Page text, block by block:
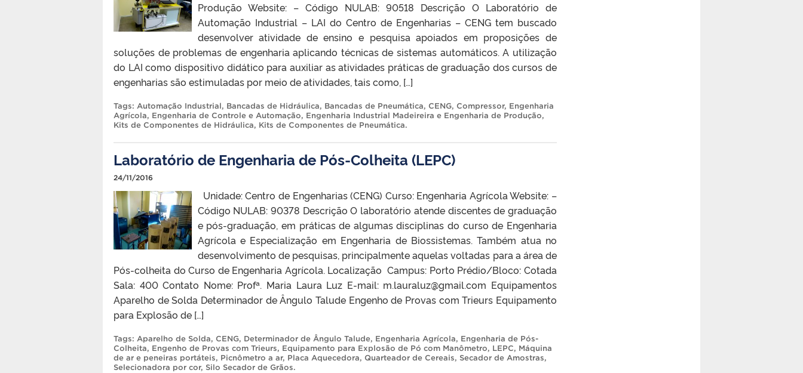
Produção Website: – Código NULAB: 90518 Descrição O Laboratório de
Automação Industrial – LAI do Centro de Engenharias – CENG tem buscado
desenvolver atividade de ensino e pesquisa apoiados em proposições de
soluções de problemas de engenharia aplicando técnicas de sistemas automáticos. A utilização
do LAI como dispositivo didático para auxiliar as atividades práticas de graduação dos cursos de
engenharias são estimuladas por meio de atividades, tais como, […]
Tags: Automação Industrial, Bancadas de Hidráulica, Bancadas de Pneumática, CENG, Compressor, Engenharia
Agrícola, Engenharia de Controle e Automação, Engenharia Industrial Madeireira e Engenharia de Produção,
Kits de Componentes de Hidráulica, Kits de Componentes de Pneumática.
Laboratório de Engenharia de Pós-Colheita (LEPC)
24/11/2016
Unidade: Centro de Engenharias (CENG) Curso: Engenharia Agrícola Website: –
Código NULAB: 90378 Descrição O laboratório atende discentes de graduação
e pós-graduação, em práticas de algumas disciplinas do curso de Engenharia
Agrícola e Especialização em Engenharia de Biossistemas. Também atua no
desenvolvimento de pesquisas, principalmente aquelas voltadas para a área de
Pós-colheita do Curso de Engenharia Agrícola. Localização Campus: Porto Prédio/Bloco: Cotada
Sala: 400 Contato Nome: Profª. Maria Laura Luz E-mail: m.lauraluz@gmail.com Equipamentos
Aparelho de Solda Determinador de Ângulo Talude Engenho de Provas com Trieurs Equipamento
para Explosão de […]
Tags: Aparelho de Solda, CENG, Determinador de Ângulo Talude, Engenharia Agrícola, Engenharia de Pós-
Colheita, Engenho de Provas com Trieurs, Equipamento para Explosão de Pó com Manômetro, LEPC, Máquina
de ar e peneiras portáteis, Picnômetro a ar, Placa Aquecedora, Quarteador de Cereais, Secador de Amostras,
Selecionadora por cor, Silo Secador de Grãos.